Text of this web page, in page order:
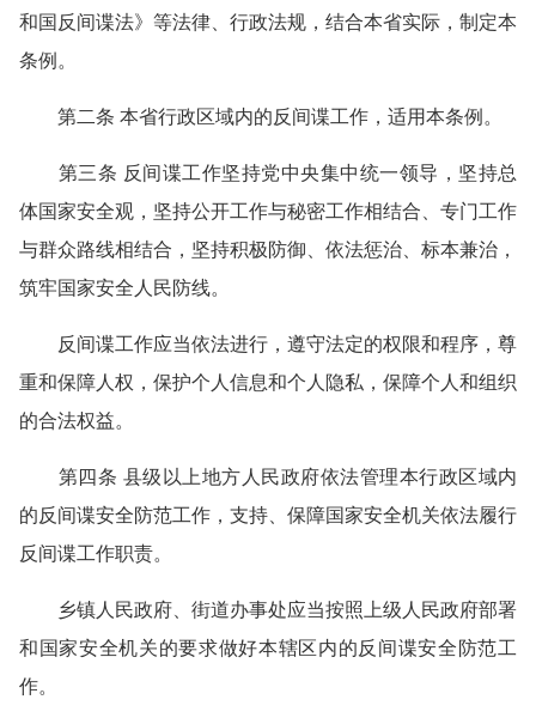
和国反间谍法》等法律、行政法规，结合本省实际，制定本
条例。
第二条 本省行政区域内的反间谍工作，适用本条例。
第三条 反间谍工作坚持党中央集中统一领导，坚持总
体国家安全观，坚持公开工作与秘密工作相结合、专门工作
与群众路线相结合，坚持积极防御、依法惩治、标本兼治，
筑牢国家安全人民防线。
反间谍工作应当依法进行，遵守法定的权限和程序，尊
重和保障人权，保护个人信息和个人隐私，保障个人和组织
的合法权益。
第四条 县级以上地方人民政府依法管理本行政区域内
的反间谍安全防范工作，支持、保障国家安全机关依法履行
反间谍工作职责。
乡镇人民政府、街道办事处应当按照上级人民政府部署
和国家安全机关的要求做好本辖区内的反间谍安全防范工
作。